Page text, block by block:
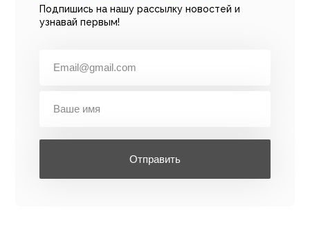
Подпишись на нашу рассылку новостей и
узнавай первым!
Отправить